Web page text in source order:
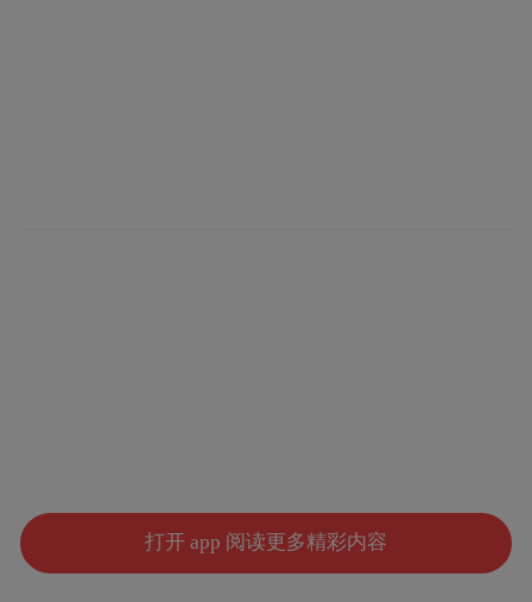
物生产过程中的收率、纯度、稳定性及生产
成本等实际问题，同时可构建自身的技术壁
打开 app 阅读更多精彩内容